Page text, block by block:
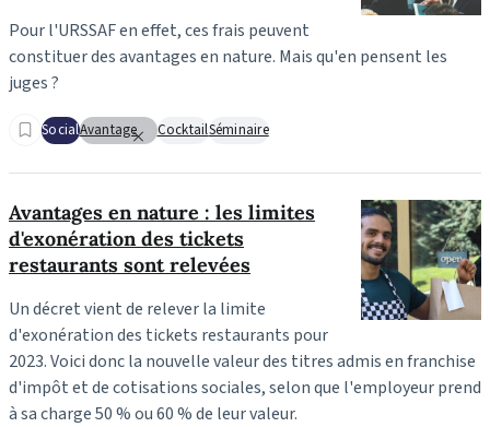
Pour l'URSSAF en effet, ces frais peuvent
constituer des avantages en nature. Mais qu'en pensent les
juges ?
SocialAvantage CocktailSéminaire
Avantages en nature : les limites
d'exonération des tickets
restaurants sont relevées
Un décret vient de relever la limite
d'exonération des tickets restaurants pour
2023. Voici donc la nouvelle valeur des titres admis en franchise
d'impôt et de cotisations sociales, selon que l'employeur prend
à sa charge 50 % ou 60 % de leur valeur.